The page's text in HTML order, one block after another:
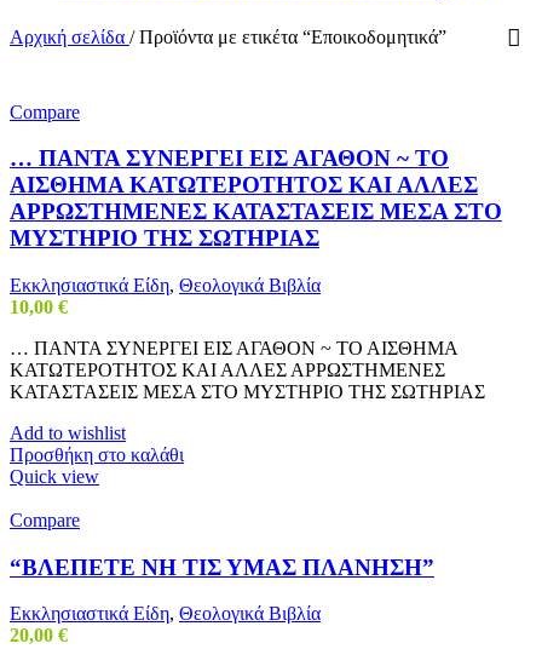
Αρχική σελίδα / Προϊόντα με ετικέτα “Εποικοδομητικά”
Compare
… ΠΑΝΤΑ ΣΥΝΕΡΓΕΙ ΕΙΣ ΑΓΑΘΟΝ ~ ΤΟ
ΑΙΣΘΗΜΑ ΚΑΤΩΤΕΡΟΤΗΤΟΣ ΚΑΙ ΑΛΛΕΣ
ΑΡΡΩΣΤΗΜΕΝΕΣ ΚΑΤΑΣΤΑΣΕΙΣ ΜΕΣΑ ΣΤΟ
ΜΥΣΤΗΡΙΟ ΤΗΣ ΣΩΤΗΡΙΑΣ
Εκκλησιαστικά Είδη, Θεολογικά Βιβλία
10,00 €
… ΠΑΝΤΑ ΣΥΝΕΡΓΕΙ ΕΙΣ ΑΓΑΘΟΝ ~ ΤΟ ΑΙΣΘΗΜΑ
ΚΑΤΩΤΕΡΟΤΗΤΟΣ ΚΑΙ ΑΛΛΕΣ ΑΡΡΩΣΤΗΜΕΝΕΣ
ΚΑΤΑΣΤΑΣΕΙΣ ΜΕΣΑ ΣΤΟ ΜΥΣΤΗΡΙΟ ΤΗΣ ΣΩΤΗΡΙΑΣ
Add to wishlist
Προσθήκη στο καλάθι
Quick view
Compare
“ΒΛΕΠΕΤΕ ΝΗ ΤΙΣ ΥΜΑΣ ΠΛΑΝΗΣΗ”
Εκκλησιαστικά Είδη, Θεολογικά Βιβλία
20,00 €